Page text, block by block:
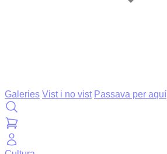
Galeries Vist i no vist Passava per aquí